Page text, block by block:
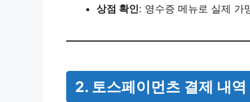
상점 확인: 영수증 메뉴로 실제 가
2. 토스페이먼츠 결제 내역